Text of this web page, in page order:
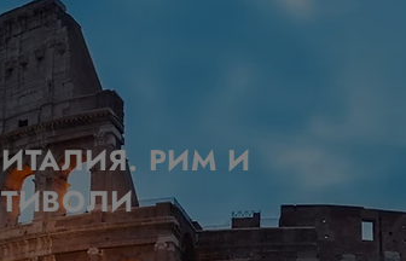
ИТАЛИЯ. РИМ И
ТИВОЛИ